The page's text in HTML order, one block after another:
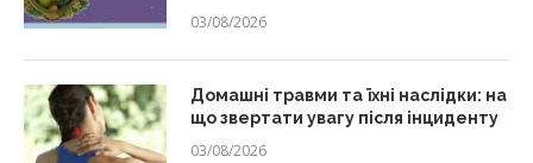
03/08/2026
Домашні травми та їхні наслідки: на
що звертати увагу після інциденту
03/08/2026